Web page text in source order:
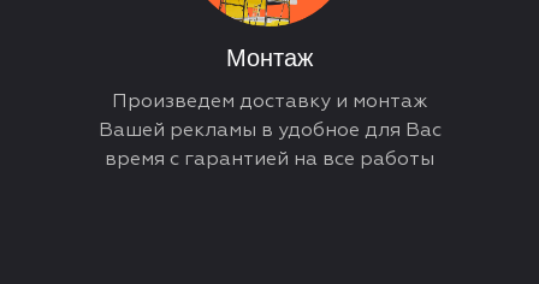
Произведем доставку и монтаж
Вашей рекламы в удобное для Вас
время с гарантией на все работы
Монтаж